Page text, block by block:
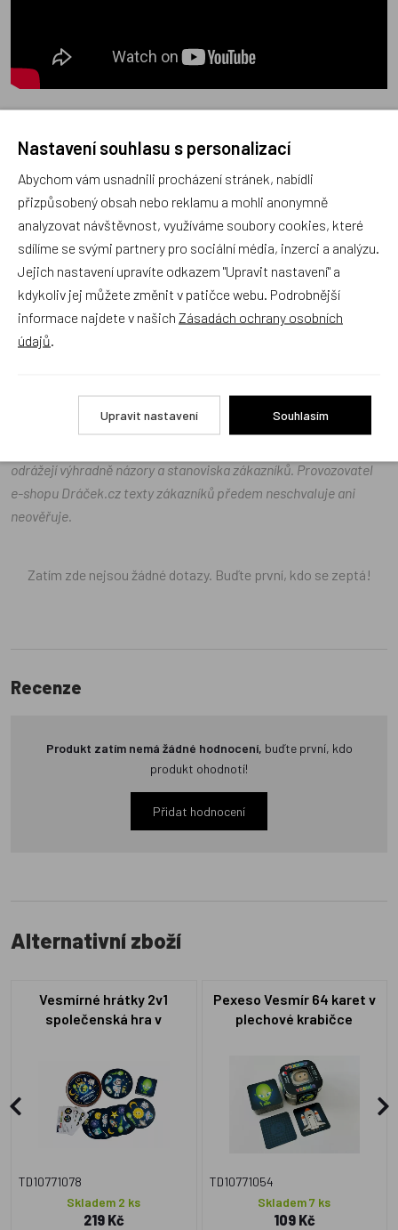
Poradna
Náš sortiment dokonale známe a rádi Vám poradíme
s výběrem (Po–Pá, 10–17 hod).
Jsme tu vždy rádi pro Vás! Váš rodinný obchod
odrážejí výhradně názory a stanoviska zákazníků. Provozovatel
e-shopu Dráček.cz texty zákazníků předem neschvaluje ani
neověřuje.
Zatím zde nejsou žádné dotazy. Buďte první, kdo se zeptá!
Recenze
Produkt zatím nemá žádné hodnocení, buďte první, kdo
produkt ohodnotí!
Přidat hodnocení
Alternativní zboží
Vesmírné hrátky 2v1
společenská hra v
TD10771078
Skladem 2 ks
219 Kč
Pexeso Vesmír 64 karet v
plechové krabičce
TD10771054
Skladem 7 ks
109 Kč
Nastavení souhlasu s personalizací
Abychom vám usnadnili procházení stránek, nabídli
přizpůsobený obsah nebo reklamu a mohli anonymně
analyzovat návštěvnost, využíváme soubory cookies, které
sdílíme se svými partnery pro sociální média, inzerci a analýzu.
Jejich nastavení upravíte odkazem "Upravit nastavení" a
kdykoliv jej můžete změnit v patičce webu. Podrobnější
informace najdete v našich Zásadách ochrany osobních
údajů
Upravit nastavení Souhlasím